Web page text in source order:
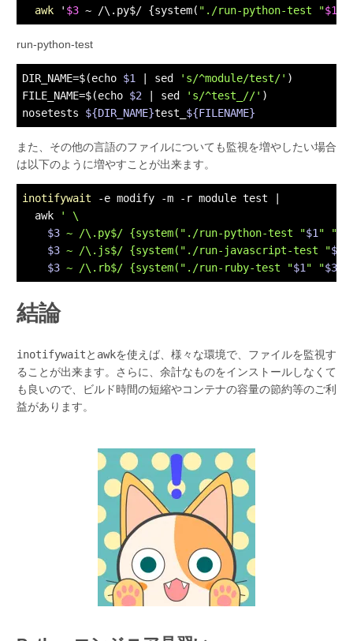
awk ' $3 ~ /\.py$/ {system( "./run-python-test "$1
run-python-test
DIR_NAME=$(echo $1 | sed 's/^module/test/' )
FILE_NAME=$(echo $2 | sed 's/^test_//' )
nosetests ${DIR_NAME}test_ ${FILENAME}
また、その他の言語のファイルについても監視を増やしたい場合
は以下のように増やすことが出来ます。
inotifywait -e modify -m -r module test |
  awk
' \
$3 ~ /\.py$/ {system("./run-python-test "$1 " "
$3 ~ /\.js$/ {system("./run-javascript-test "$1
$3 ~ /\.rb$/ {system("./run-ruby-test "$1 " "$3
結論
inotifywaitと awkを使えば、様々な環境で、ファイルを監視す
ることが出来ます。さらに、余計なものをインストールしなくて
も良いので、ビルド時間の短縮やコンテナの容量の節約等のご利
益があります。